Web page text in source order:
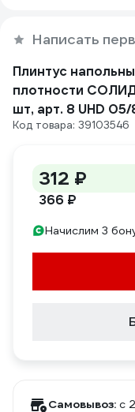
Написать
Плинтус
плотности СОЛИД
шт, арт. 8 UHD
Код товара: 39103546
312 ₽
366 ₽
Начислим 3
Самовывоз: c